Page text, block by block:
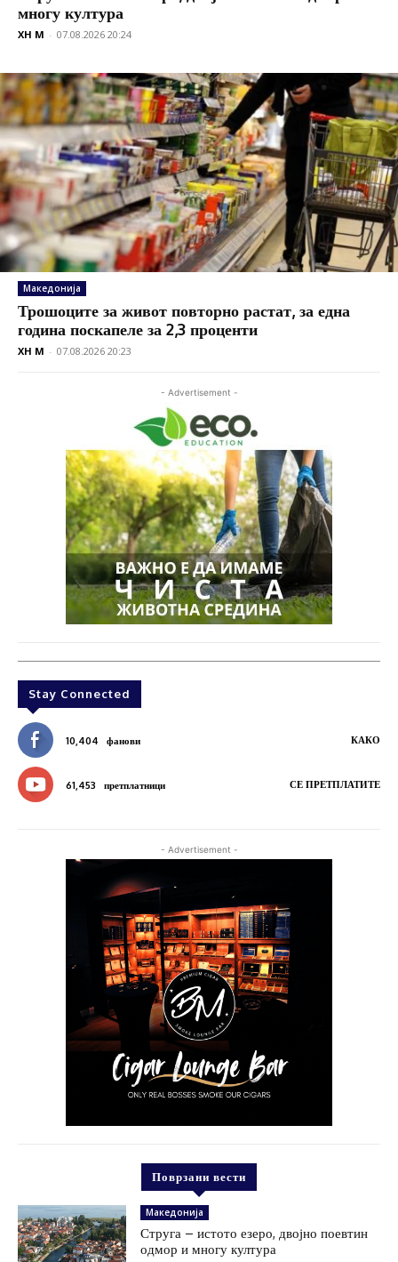
многу култура
XH M - 07.08.2026 20:24
Македонија
Трошоците за живот повторно растат, за една
година поскапеле за 2,3 проценти
XH M - 07.08.2026 20:23
- Advertisement -
Stay Connected
10,404 фанови КАКО
61,453 претплатници СЕ ПРЕТПЛАТИТЕ
- Advertisement -
Поврзани вести
Македонија
Струга – истото езеро, двојно поевтин
одмор и многу култура